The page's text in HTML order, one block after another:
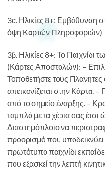
3α. Ηλικίες 8+: Εμβάθυνση
όψη Καρτών Πληροφοριών)
3β. Ηλικίες 8+: Το Παιχνίδι
(Κάρτες Αποστολών): –
Τοποθετήστε τους
απεικονίζεται στην Κάρτα.
από το σημείο έναρξης. –
ταμπλό με τα χέρια σας έτσι
Διαστημόπλοιο να
προορισμό που
πρωτότυπο παιχνίδι
που εξασκεί την λεπτή